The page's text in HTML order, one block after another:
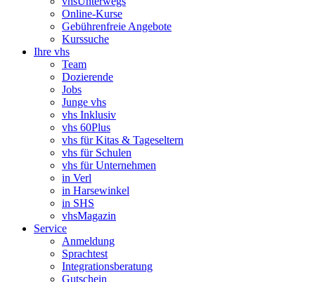
Online-Kurse
Gebührenfreie Angebote
Kurssuche
Ihre vhs
Team
Dozierende
Jobs
Junge vhs
vhs Inklusiv
vhs 60Plus
vhs für Kitas & Tageseltern
vhs für Schulen
vhs für Unternehmen
in Verl
in Harsewinkel
in SHS
vhsMagazin
Service
Anmeldung
Sprachtest
Integrationsberatung
Gutschein